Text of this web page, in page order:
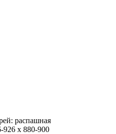
распашная
926 x 880-900